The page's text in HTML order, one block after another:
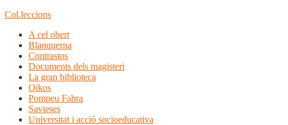
Col.leccions
A cel obert
Blanquerna
Contrastos
Documents dels magisteri
La gran biblioteca
Oikos
Pompeu Fabra
Savieses
Universitat i acció socioeducativa